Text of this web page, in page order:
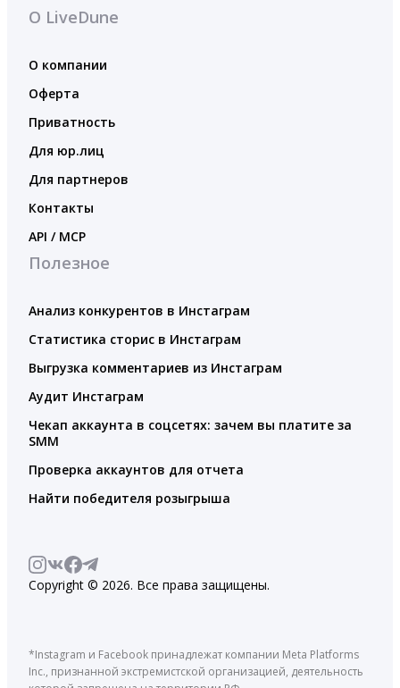
О LiveDune
О компании
Оферта
Приватность
Для юр.лиц
Для партнеров
Контакты
API / MCP
Полезное
Анализ конкурентов в Инстаграм
Статистика сторис в Инстаграм
Выгрузка комментариев из Инстаграм
Аудит Инстаграм
Чекап аккаунта в соцсетях: зачем вы платите за
SMM
Проверка аккаунтов для отчета
Найти победителя розыгрыша
Copyright © 2026. Все права защищены.
*Instagram и Facebook принадлежат компании Meta Platforms
Inc., признанной экстремистской организацией, деятельность